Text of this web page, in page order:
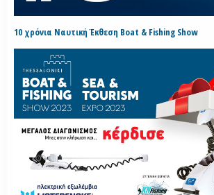
10 χρόνια Ναυτική Έκθεση Boat & Fishing Show